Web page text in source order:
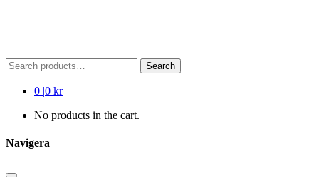
Search
for:
Search
0 |0 kr
No products in the cart.
Navigera